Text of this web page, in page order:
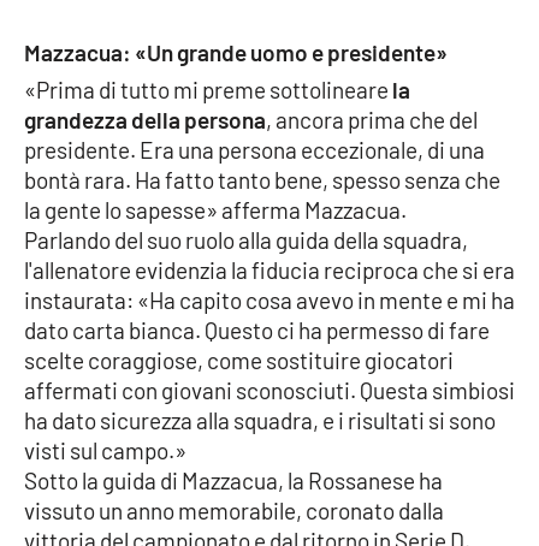
Reggio Calabria
Cosenza
Lamezia Terme
PROGETTI
SPECIALI
Buona Sanità Calabria
LA
CALABRIAVISIONE
Destinazioni
Mazzacua: «Un grande uomo e presidente»
«Prima di tutto mi preme sottolineare la
grandezza della persona, ancora prima che del
presidente. Era una persona eccezionale, di una
bontà rara. Ha fatto tanto bene, spesso senza che
la gente lo sapesse» afferma Mazzacua.
Parlando del suo ruolo alla guida della squadra,
l'allenatore evidenzia la fiducia reciproca che si era
instaurata: «Ha capito cosa avevo in mente e mi ha
dato carta bianca. Questo ci ha permesso di fare
scelte coraggiose, come sostituire giocatori
affermati con giovani sconosciuti. Questa simbiosi
ha dato sicurezza alla squadra, e i risultati si sono
visti sul campo.»
Sotto la guida di Mazzacua, la Rossanese ha
vissuto un anno memorabile, coronato dalla